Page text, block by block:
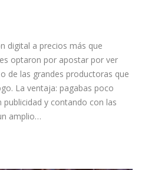
digital a precios más que
optaron por apostar por ver
de las grandes productoras que
La ventaja: pagabas poco
publicidad y contando con las
amplio…